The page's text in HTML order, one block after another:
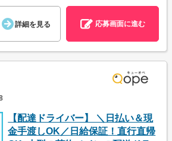
詳細を見る 応募画面に進む
【配達ドライバー】 ＼日払い＆現
金手渡しOK／日給保証！直行直帰